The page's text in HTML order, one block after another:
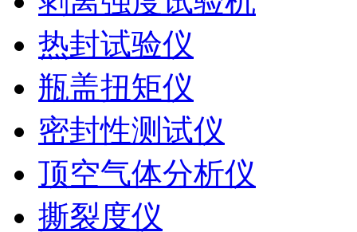
热封试验仪
瓶盖扭矩仪
密封性测试仪
顶空气体分析仪
撕裂度仪